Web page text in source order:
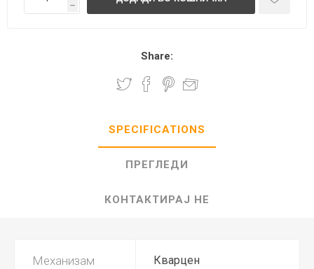
h
Share:
SPECIFICATIONS
ПРЕГЛЕДИ
КОНТАКТИРАЈ НЕ
Механизам Кварцен